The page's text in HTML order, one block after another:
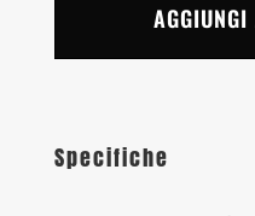
Specifiche